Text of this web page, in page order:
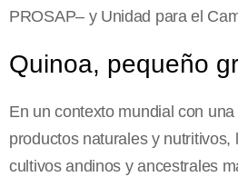
PROSAP– y Unidad para el
Quinoa, pequeño
En un contexto mundial con
productos naturales y
cultivos andinos y ancestrales